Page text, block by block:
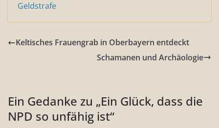
Geldstrafe
Keltisches Frauengrab in Oberbayern entdeckt
Schamanen und Archäologie
Ein Gedanke zu „Ein Glück, dass die
NPD so unfähig ist“